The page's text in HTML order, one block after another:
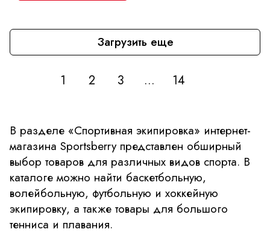
Загрузить еще
1 2 3 ... 14
В разделе «Спортивная экипировка» интернет-
магазина Sportsberry представлен обширный
выбор товаров для различных видов спорта. В
каталоге можно найти баскетбольную,
волейбольную, футбольную и хоккейную
экипировку, а также товары для большого
тенниса и плавания.